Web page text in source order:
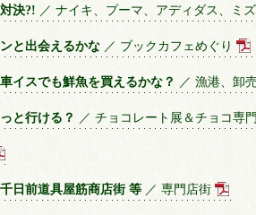
決?! ／ ナイキ、プーマ、アディダス、ミ
と出会えるかな ／ ブックカフェめぐり
イスでも鮮魚を買えるかな？ ／ 漁港、卸
と行ける？ ／ チョコレート展＆チョコ専
日前道具屋筋商店街 等 ／ 専門店街